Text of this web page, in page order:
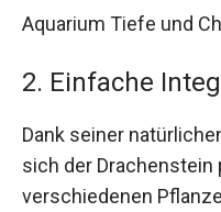
Aquarium Tiefe und
2. Einfache
Dank seiner
sich der
verschiedenen